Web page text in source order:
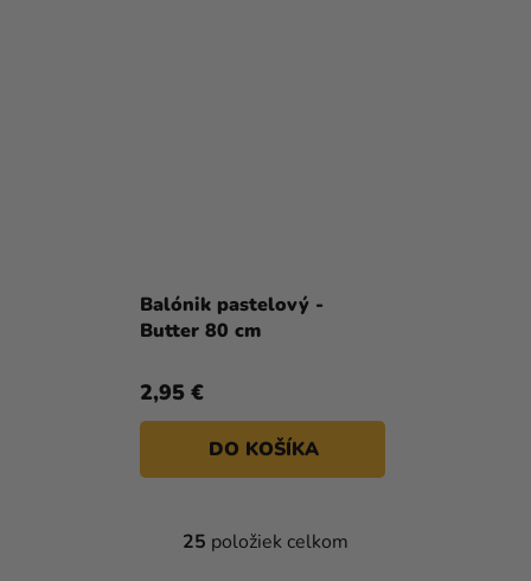
Balónik pastelový -
Butter 80 cm
2,95 €
DO KOŠÍKA
O
25 položiek celkom